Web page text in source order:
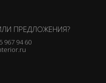
ПРЕДЛОЖЕНИЯ?
967 94 60